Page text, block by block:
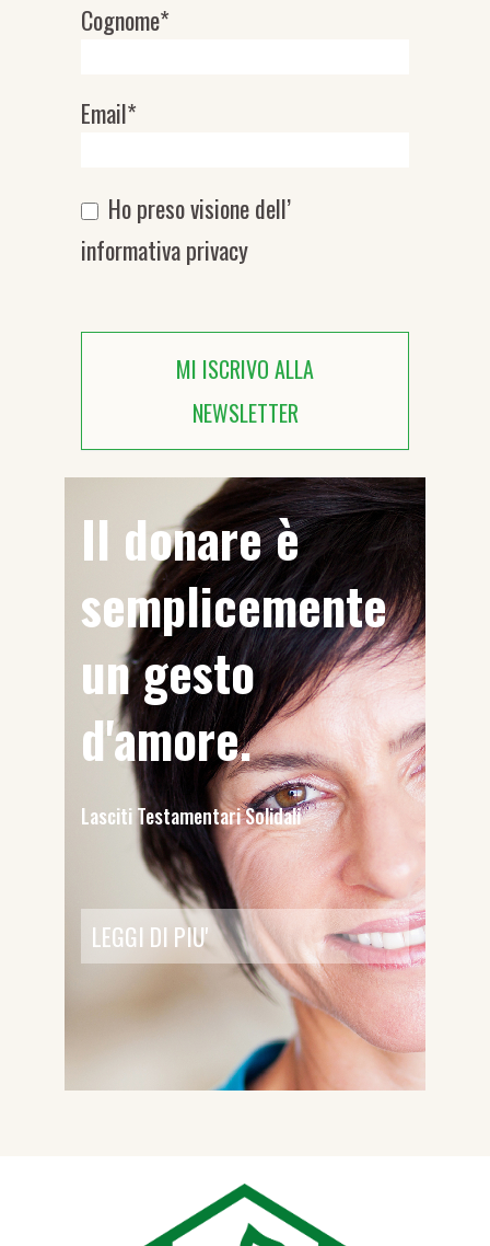
Cognome*
Email*
Ho preso visione dell’
informativa privacy
MI ISCRIVO ALLA
NEWSLETTER
Il donare è
semplicemente
un gesto
d'amore.
Lasciti Testamentari Solidali
LEGGI DI PIU'